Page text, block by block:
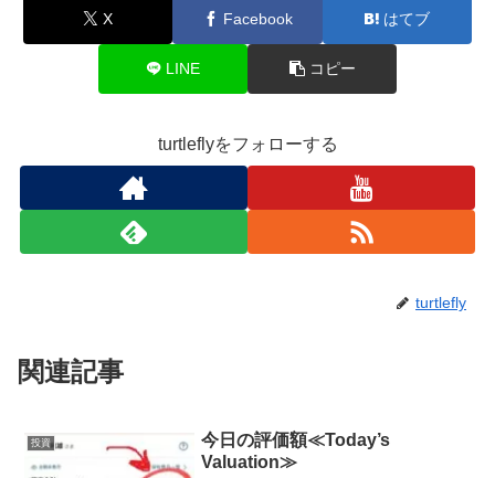
X Facebook はてブ
LINE コピー
turtleflyをフォローする
turtlefly
関連記事
投資
今日の評価額≪Today’s
Valuation≫